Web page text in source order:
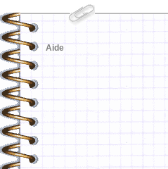
Aide